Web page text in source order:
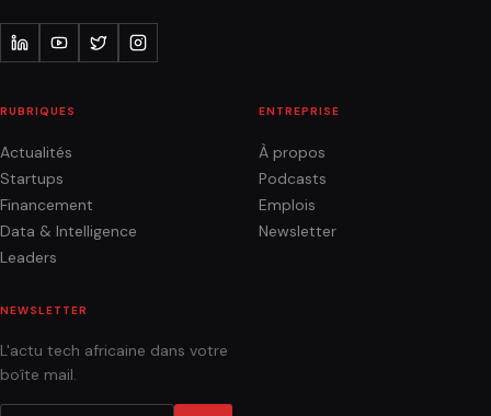
RUBRIQUES
Actualités
Startups
Financement
Data & Intelligence
Leaders
ENTREPRISE
À propos
Podcasts
Emplois
Newsletter
NEWSLETTER
L'actu tech africaine dans votre
boîte mail.